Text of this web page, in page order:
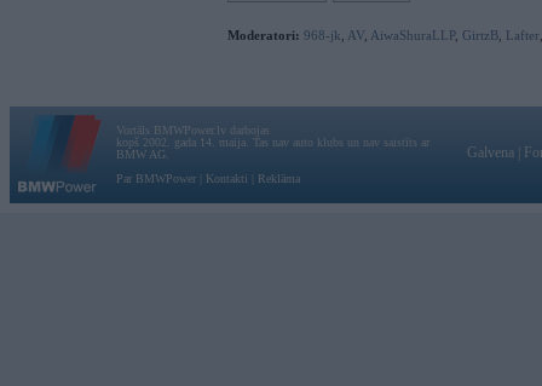
Moderatori: 968-jk AV AiwaShuraLLP, GirtzB Lafter
Vortāls BMWPower.lv darbojas
kopš 2002. gada 14. maija. Tas nav auto klubs un nav saistīts ar
BMW AG.
Par BMWPower
Kontakti Reklāma
Galvena